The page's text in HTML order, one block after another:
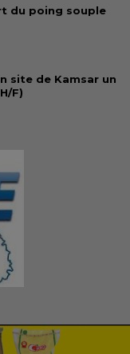
du poing souple
site de Kamsar un
F)